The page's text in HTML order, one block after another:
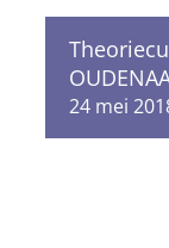
24 mei